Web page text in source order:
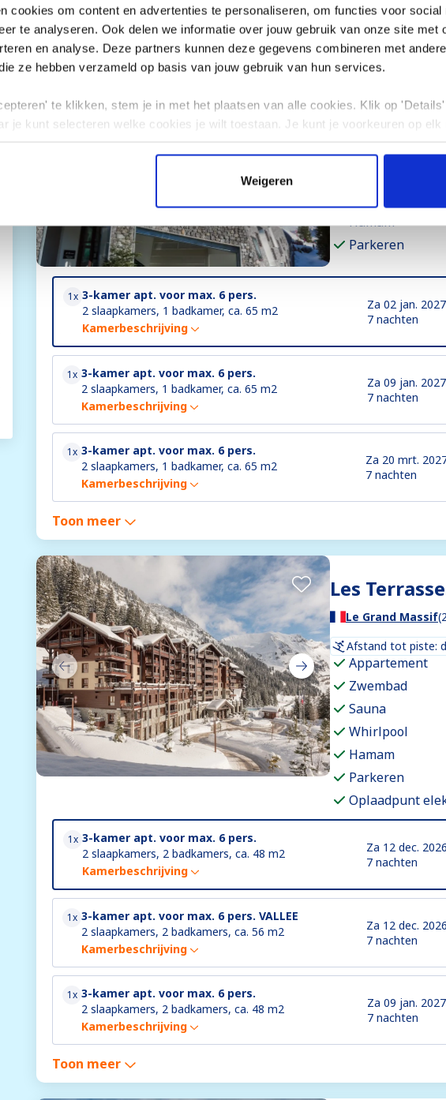
cookies om content en advertenties te personaliseren, om functies voor social
te analyseren. Ook delen we informatie over jouw gebruik van onze site met
en analyse. Deze partners kunnen deze gegevens combineren met
ze hebben verzameld op basis van jouw gebruik van hun services.
te klikken, stem je in met het plaatsen van alle cookies. Klik op
je kunt selecteren welke cookies je wilt toestaan. Je kunt je voorkeuren op elk
Weigeren
Toon meer
Le Centaure
Le Grand Massif
Appartement
Hamam
Parkeren
1x 3-kamer apt. voor max. 6 pers.
2 slaapkamers, 1 badkamer, ca. 65 m2
Kamerbeschrijving
Za 02 jan. 2027
7 nachten
1x 3-kamer apt. voor max. 6 pers.
2 slaapkamers, 1 badkamer, ca. 65 m2
Kamerbeschrijving
Za 09 jan. 2027
7 nachten
1x 3-kamer apt. voor max. 6 pers.
2 slaapkamers, 1 badkamer, ca. 65 m2
Kamerbeschrijving
Za 20 mrt.
7 nachten
Toon meer
Les
Le Grand Massif
Afstand tot piste:
Appartement
Zwembad
Sauna
Whirlpool
Hamam
Parkeren
Oplaadpunt
1x 3-kamer apt. voor max. 6 pers.
2 slaapkamers, 2 badkamers, ca. 48 m2
Kamerbeschrijving
Za 12 dec. 2026
7 nachten
1x 3-kamer apt. voor max. 6 pers. VALLEE
2 slaapkamers, 2 badkamers, ca. 56 m2
Kamerbeschrijving
Za 12 dec. 2026
7 nachten
1x 3-kamer apt. voor max. 6 pers.
2 slaapkamers, 2 badkamers, ca. 48 m2
Kamerbeschrijving
Za 09 jan. 2027
7 nachten
Toon meer